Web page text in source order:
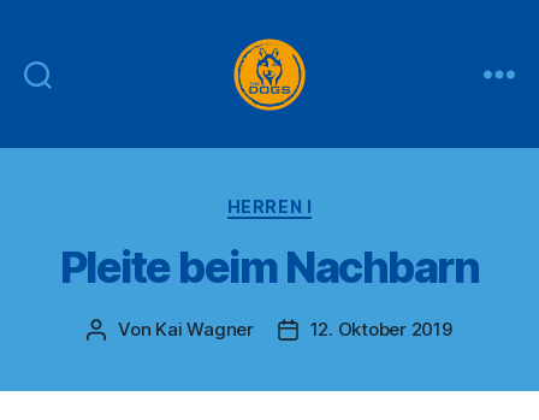
DOGS
Kategorien
HERREN I
Pleite beim Nachbarn
Beitragsautor
Von Kai Wagner Veröffentlichungsdatum
12. Oktober 2019